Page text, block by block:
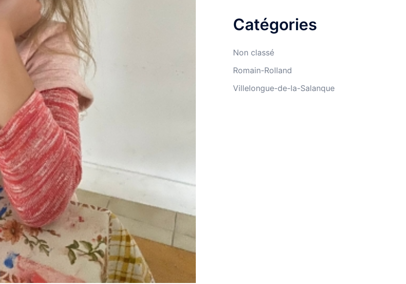
Catégories
Non classé
Romain-Rolland
Villelongue-de-la-Salanque